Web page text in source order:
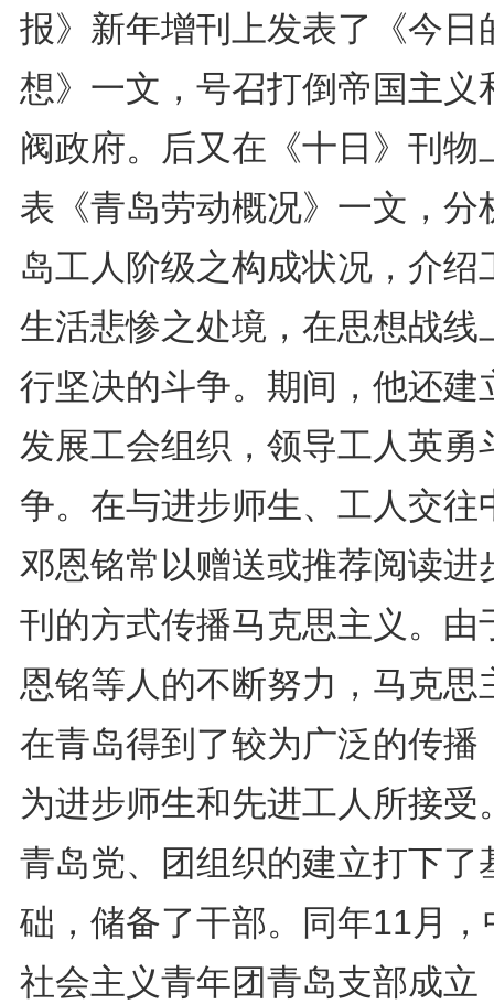
报》新年增刊上发表了《今日
想》一文，号召打倒帝国主义
阀政府。后又在《十日》刊物
表《青岛劳动概况》一文，分
岛工人阶级之构成状况，介绍
生活悲惨之处境，在思想战线
行坚决的斗争。期间，他还建
发展工会组织，领导工人英勇
争。在与进步师生、工人交往
邓恩铭常以赠送或推荐阅读进
刊的方式传播马克思主义。由
恩铭等人的不断努力，马克思
在青岛得到了较为广泛的传播
为进步师生和先进工人所接受
青岛党、团组织的建立打下了
础，储备了干部。同年11月，
社会主义青年团青岛支部成立